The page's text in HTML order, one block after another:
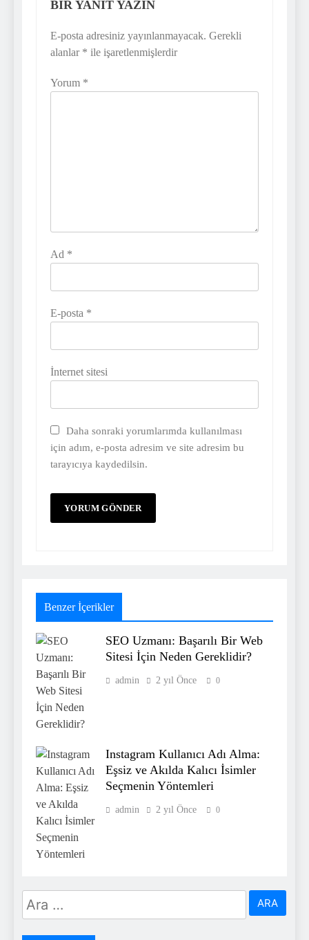
BIR YANIT YAZIN
E-posta adresiniz yayınlanmayacak. Gerekli
alanlar * ile işaretlenmişlerdir
Yorum *
Ad *
E-posta *
İnternet sitesi
Daha sonraki yorumlarımda kullanılması
için adım, e-posta adresim ve site adresim bu
tarayıcıya kaydedilsin.
Benzer İçerikler
SEO Uzmanı: Başarılı Bir Web
Sitesi İçin Neden Gereklidir?
admin 2 yıl Önce 0
Instagram Kullanıcı Adı Alma:
Eşsiz ve Akılda Kalıcı İsimler
Seçmenin Yöntemleri
admin 2 yıl Önce 0
Arama: